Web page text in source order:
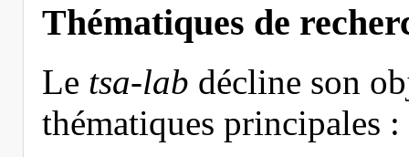
Thématiques de
Le tsa-lab décline son
thématiques principales :